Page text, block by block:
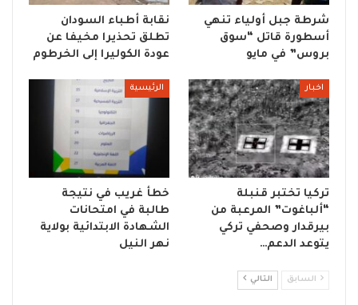
شرطة جبل أولياء تنهي
أسطورة قاتل “سوق
بروس” في مايو
نقابة أطباء السودان
تطلق تحذيرا مخيفا عن
عودة الكوليرا إلى الخرطوم
اخبار
تركيا تختبر قنبلة
“ألباغوت” المرعبة من
بيرقدار وصحفي تركي
يتوعد الدعم…
الرئيسية
خطأ غريب في نتيجة
طالبة في امتحانات
الشهادة الابتدائية بولاية
نهر النيل
السابق التالي